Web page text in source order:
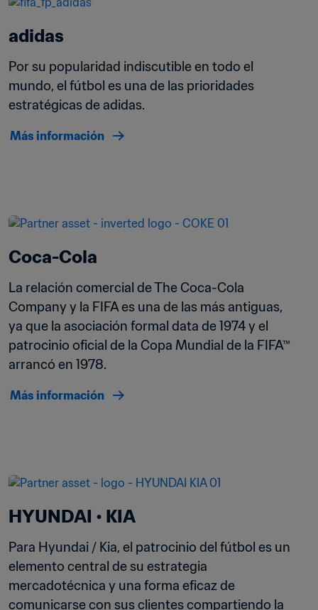
adidas
Por su popularidad indiscutible en todo el
mundo, el fútbol es una de las prioridades
estratégicas de adidas.
Más información
Coca-Cola
La relación comercial de The Coca-Cola
Company y la FIFA es una de las más antiguas,
ya que la asociación formal data de 1974 y el
patrocinio oficial de la Copa Mundial de la FIFA™
arrancó en 1978.
Más información
HYUNDAI • KIA
Para Hyundai / Kia, el patrocinio del fútbol es un
elemento central de su estrategia
mercadotécnica y una forma eficaz de
comunicarse con sus clientes compartiendo la